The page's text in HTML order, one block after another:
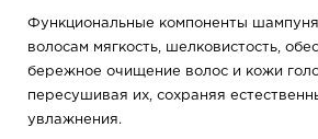
Функциональные компоненты
волосам мягкость, шелковистость,
бережное очищение волос и кожи
пересушивая их, сохраняя
увлажнения.